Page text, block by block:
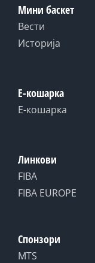
Мини баскет
Вести
Историја
Е-кошарка
Е-кошарка
Линкови
FIBA
FIBA EUROPE
Спонзори
MTS